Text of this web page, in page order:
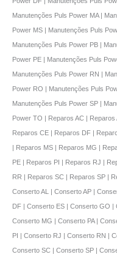
Manutenções Puls Power MA |
Power MS | Manutenções Puls
Manutenções Puls Power PB |
Power PE | Manutenções Puls
Manutenções Puls Power RN |
Power RO | Manutenções Puls
Manutenções Puls Power SP |
Power TO | Reparos AC |
Reparos CE | Reparos DF |
| Reparos MS | Reparos MG |
PE | Reparos PI | Reparos RJ |
RR | Reparos SC | Reparos SP |
Conserto AL | Conserto AP |
DF | Conserto ES | Conserto GO |
Conserto MG | Conserto PA |
PI | Conserto RJ | Conserto RN |
Conserto SC | Conserto SP |